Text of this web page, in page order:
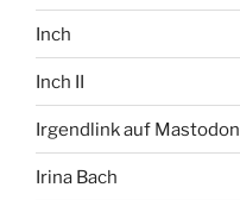
Inch
Inch II
Irgendlink auf Mastodon
Irina Bach